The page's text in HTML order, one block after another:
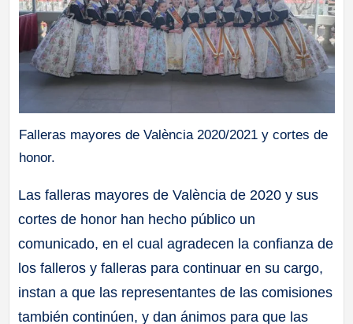
Falleras mayores de València 2020/2021 y cortes de
honor.
Las falleras mayores de València de 2020 y sus
cortes de honor han hecho público un
comunicado, en el cual agradecen la confianza de
los falleros y falleras para continuar en su cargo,
instan a que las representantes de las comisiones
también continúen, y dan ánimos para que las